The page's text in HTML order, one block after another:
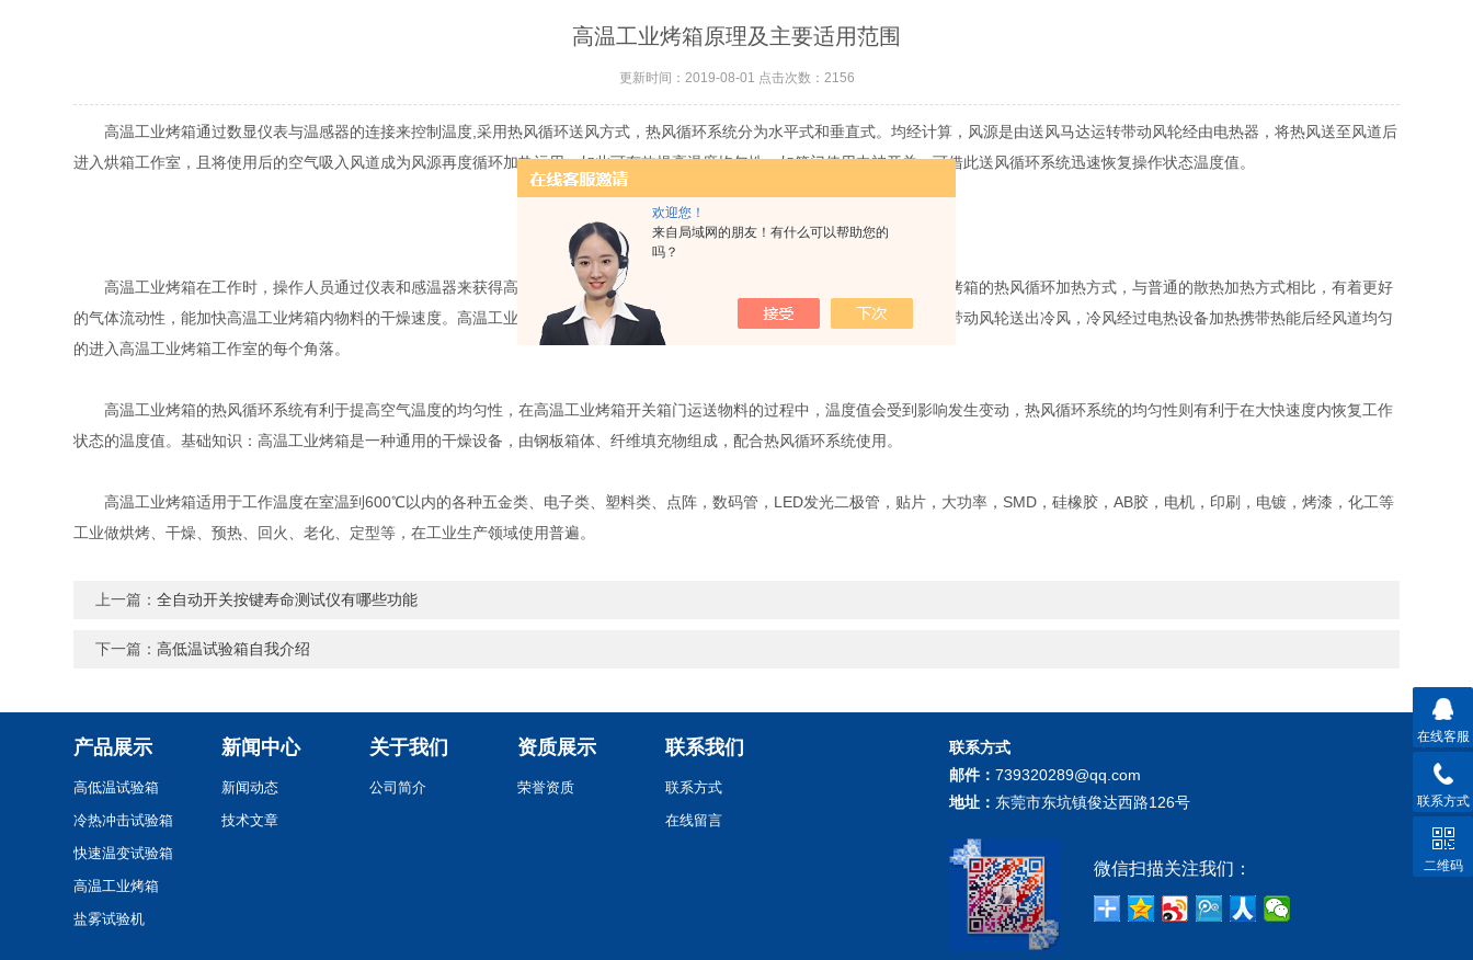
欢迎您！
来自局域网的朋友！有什么可以帮助您的
吗？
高温工业烤箱原理及主要适用范围
更新时间：2019-08-01 点击次数：2156
高温工业烤箱通过数显仪表与温感器的连接来控制温度,采用热风循环送风方式，热风循环系统分为水平式和垂直式。均经计算，风源是由送风马达运转带动风轮经由电热器，将热风送至风道后
进入烘箱工作室，且将使用后的空气吸入风道成为风源再度循环加热运用，如此可有效提高温度均匀性。如箱门使用中被开关，可借此送风循环系统迅速恢复操作状态温度值。
高温工业烤箱在工作时，操作人员通过仪表和感温器来获得高温工业烤箱内部的温度值，在通过控制系统进行操作。高温工业烤箱的热风循环加热方式，与普通的散热加热方式相比，有着更好
的气体流动性，能加快高温工业烤箱内物料的干燥速度。高温工业烤箱的热风循环系统由送风马达、风轮和电热器组成，送风马达带动风轮送出冷风，冷风经过电热设备加热携带热能后经风道均匀
的进入高温工业烤箱工作室的每个角落。
高温工业烤箱的热风循环系统有利于提高空气温度的均匀性，在高温工业烤箱开关箱门运送物料的过程中，温度值会受到影响发生变动，热风循环系统的均匀性则有利于在大快速度内恢复工作
状态的温度值。基础知识：高温工业烤箱是一种通用的干燥设备，由钢板箱体、纤维填充物组成，配合热风循环系统使用。
高温工业烤箱适用于工作温度在室温到600℃以内的各种五金类、电子类、塑料类、点阵，数码管，LED发光二极管，贴片，大功率，SMD，硅橡胶，AB胶，电机，印刷，电镀，烤漆，化工等
工业做烘烤、干燥、预热、回火、老化、定型等，在工业生产领域使用普遍。
上一篇：全自动开关按键寿命测试仪有哪些功能
下一篇：高低温试验箱自我介绍
产品展示
高低温试验箱
冷热冲击试验箱
快速温变试验箱
高温工业烤箱
盐雾试验机
新闻中心
新闻动态
技术文章
关于我们
公司简介
资质展示
荣誉资质
联系我们
联系方式
在线留言
联系方式
邮件： 739320289@qq.com
地址： 东莞市东坑镇俊达西路126号
微信扫描关注我们：
在线客服
联系方式
二维码